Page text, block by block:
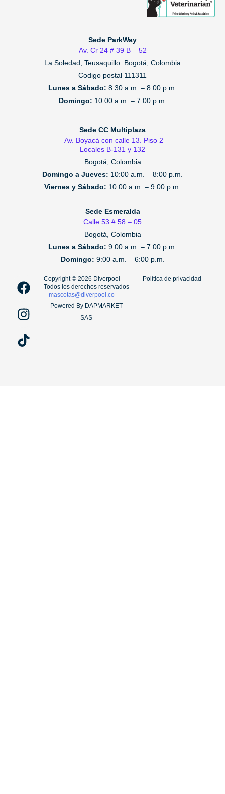
Sede ParkWay
Av. Cr 24 # 39 B – 52
La Soledad, Teusaquillo. Bogotá, Colombia
Codigo postal 111311
Lunes a Sábado: 8:30 a.m. – 8:00 p.m.
Domingo: 10:00 a.m. – 7:00 p.m.
Sede CC Multiplaza
Av. Boyacá con calle 13. Piso 2
Locales B-131 y 132
Bogotá, Colombia
Domingo a Jueves: 10:00 a.m. – 8:00 p.m.
Viernes y Sábado: 10:00 a.m. – 9:00 p.m.
Sede Esmeralda
Calle 53 # 58 – 05
Bogotá, Colombia
Lunes a Sábado: 9:00 a.m. – 7:00 p.m.
Domingo: 9:00 a.m. – 6:00 p.m.
F
a
c
e
b
o
I
n
s
t
a
g
T
i
k
t
o
k
Copyright ©️ 2026 Diverpool –
Todos los derechos reservados
–mascotas@diverpool.co
Powered By DAPMARKET
SAS
Política de privacidad